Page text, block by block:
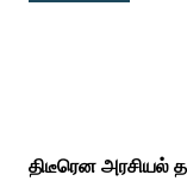
திடீரென அரசியல்